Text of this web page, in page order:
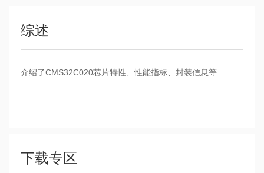
综述
介绍了CMS32C020芯片特性、性能指标、封装信息等
下载专区